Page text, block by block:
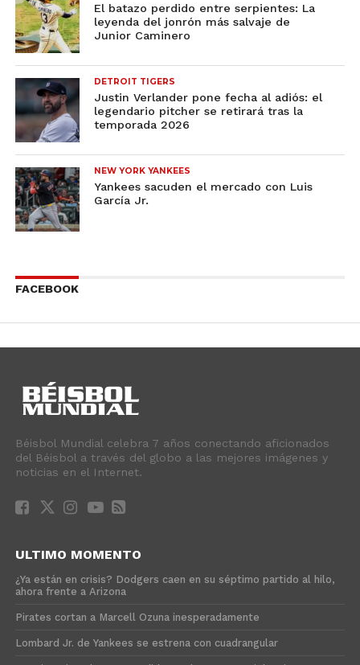
El batazo perdido entre serpientes: La
leyenda del jonrón más salvaje de
Junior Caminero
DETROIT TIGERS
Justin Verlander pone fecha al adiós: el
legendario pitcher se retirará tras la
temporada 2026
NEW YORK YANKEES
Yankees sacuden el mercado con Luis
García Jr.
FACEBOOK
Béisbol Mundial celebra 7 años conectando aficionados
del Béisbol a través del globo a las mejores imágenes y
noticias en el Internet.
ULTIMO MOMENTO
¿Ya están en crisis? Dodgers caen en su séptimo partido al hilo,
ahora frente a Arizona
Pirates cortan a Marcell Ozuna inesperadamente
Lombard Jr. de Yankees se estrena con cuadrangular